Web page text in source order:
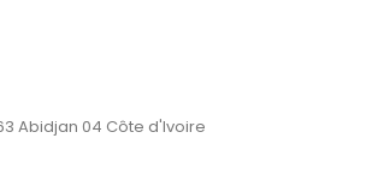
Abidjan 04 Côte d'Ivoire